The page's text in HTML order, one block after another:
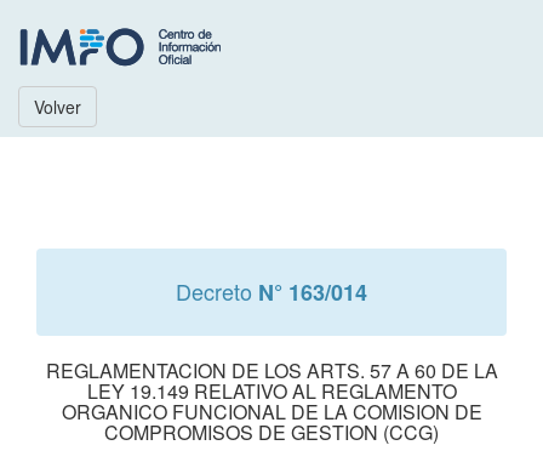
Volver
Decreto N° 163/014
REGLAMENTACION DE LOS ARTS. 57 A 60 DE LA
LEY 19.149 RELATIVO AL REGLAMENTO
ORGANICO FUNCIONAL DE LA COMISION DE
COMPROMISOS DE GESTION (CCG)